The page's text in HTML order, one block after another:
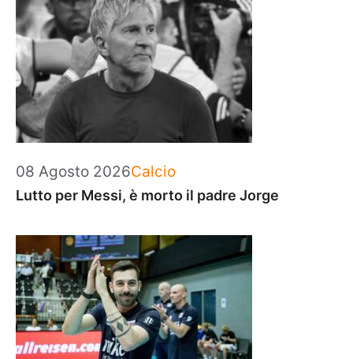
08 Agosto 2026Categorie
Calcio
Lutto per Messi, è morto il padre Jorge